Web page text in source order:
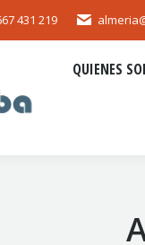
431 219
QUIENES
QUIENES